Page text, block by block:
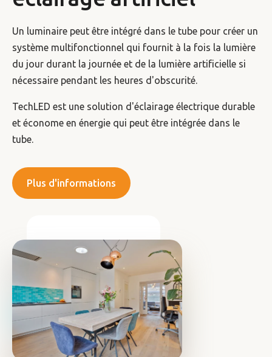
Un luminaire peut être intégré dans le tube pour créer un
système multifonctionnel qui fournit à la fois la lumière
du jour durant la journée et de la lumière artificielle si
nécessaire pendant les heures d'obscurité.
TechLED est une solution d'éclairage électrique durable
et économe en énergie qui peut être intégrée dans le
tube.
Plus d'informations